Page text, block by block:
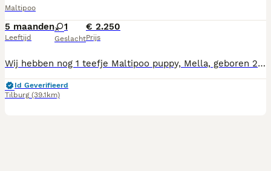
Maltipoo
5 maanden
Leeftijd
1
Geslacht
€ 2.250
Prijs
Wij hebben nog 1 teefje Maltipoo puppy, Mella, geboren 21-2-2026. Ze mag vanaf nu het nest verlaten. Mama is Maltipoo, papa dwergpoedel en volledig getest. Mama, foto 6, en papa, foto 7, wonen beiden bij ons. De puppy's zijn gechipt, alle vaccinaties incl. rabiës spuit, ontwormd volgens schema, nagekeken door onze dierenarts en geregistreerd bij NDG Nederland. Alle puppy's hebben een Europees Nederlands paspoort. Onze pups zijn geboren en opgegroeid in onze woonkamer zodat ze alle geluiden (tv, stofzuiger etc, meekrijgen voor een goede socialisatie. Wij zijn in bezit van UBN nummer. Wij zoeken voor onze pups een baasje voor het leven, die veel tijd aan de pups kunnen besteden, ze maken graag deel uit van het gezin. Als de pups verhuizen naar hun nieuwe baasjes krijgen ze brokjes voor de eerste weken, mandje, speeltjes, nestgeurtje mee. Tel.nr. 06-19346176 of mail adrutten@ziggo.nl
Id Geverifieerd
Tilburg (39.1km)